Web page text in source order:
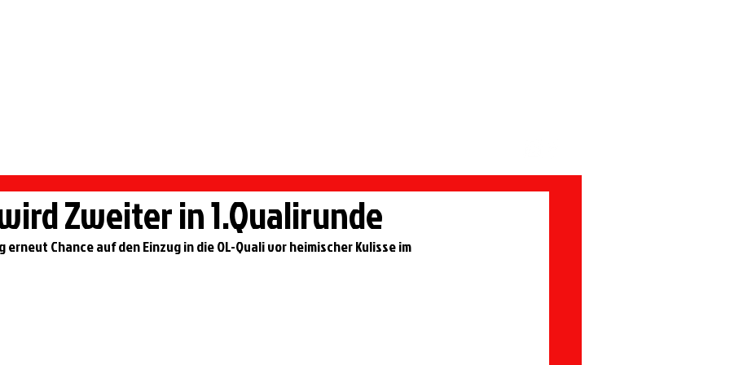
Zweiter in 1.Qualirunde
erneut Chance auf den Einzug in die OL-Quali vor heimischer Kulisse im